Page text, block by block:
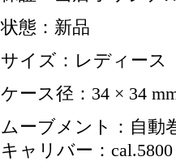
状態：新品
サイズ：レディース
ケース径：34 × 34
ムーブメント：自動
キャリバー：cal.5800